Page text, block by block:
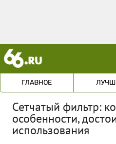
ГЛАВНОЕ
Сетчатый фильтр:
особенности,
использования